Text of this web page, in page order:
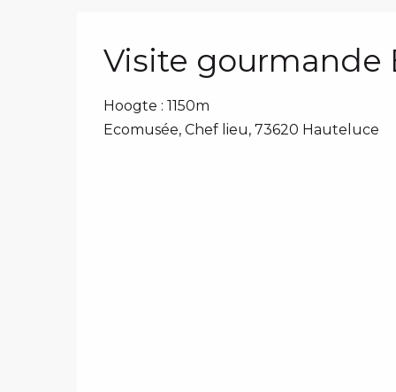
Visite gourmande
Hoogte : 1150m
Ecomusée, Chef lieu, 73620 Hauteluce